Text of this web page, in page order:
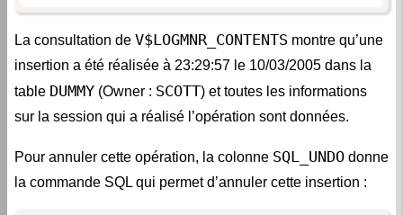
La consultation de V$LOGMNR_CONTENTS montre qu’une
insertion a été réalisée à 23:29:57 le 10/03/2005 dans la
table DUMMY (Owner : SCOTT) et toutes les informations
sur la session qui a réalisé l’opération sont données.
Pour annuler cette opération, la colonne SQL_UNDO donne
la commande SQL qui permet d’annuler cette insertion :